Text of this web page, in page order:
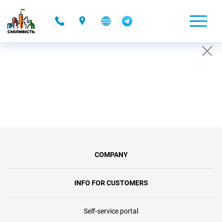
COMPANY
INFO FOR CUSTOMERS
Self-service portal